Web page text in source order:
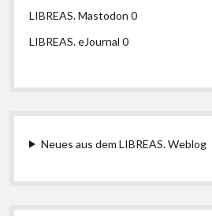
LIBREAS. Mastodon 0
LIBREAS. eJournal 0
Neues aus dem LIBREAS. Weblog